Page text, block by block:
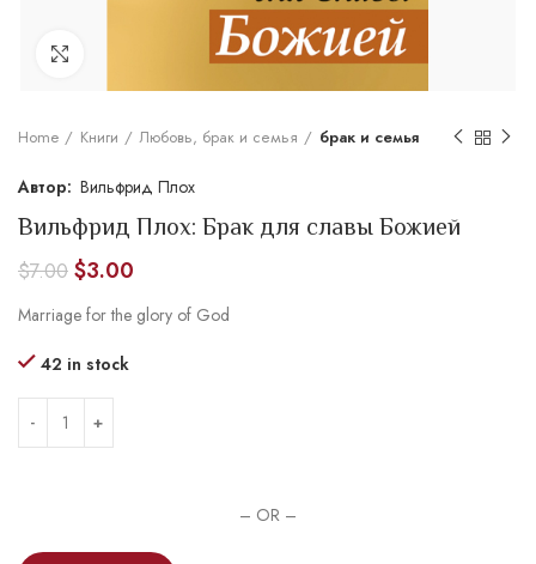
Home Книги Любовь, брак и семья брак и семья
Вильфрид Плох
Вильфрид Плох: Брак для славы Божией
$7.00 $3.00
Marriage for the glory of God
42 in stock
– OR –